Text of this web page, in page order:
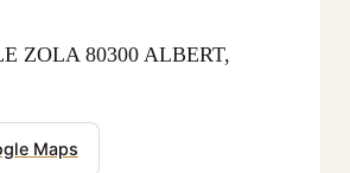
ZOLA 80300 ALBERT,
Maps